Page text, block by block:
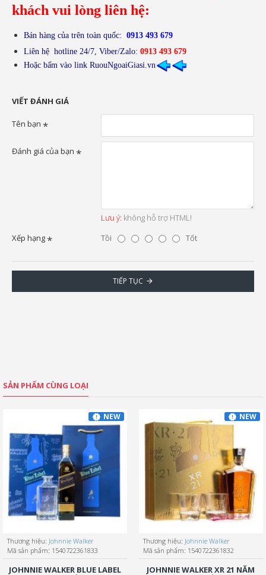
khách vui lòng liên hệ:
Bán hàng của trên toàn quốc: 0913 493 679
Liên hệ hotline 24/7, Viber/Zalo: 0913 493 679
Hoặc bấm vào link RuouNgoaiGiasi.vn
VIẾT ĐÁNH GIÁ
Tên bạn
Đánh giá của bạn
Lưu ý: không hỗ trợ HTML!
Xếp hạng
Tồi Tốt
TIẾP TỤC
SẢN PHẨM CÙNG LOẠI
NEW
Thương hiệu: Johnnie Walker
Mã sản phẩm: 1540722361833
JOHNNIE WALKER BLUE LABEL
NEW
Thương hiệu: Johnnie Walker
Mã sản phẩm: 1540722361832
JOHNNIE WALKER XR 21 NĂM